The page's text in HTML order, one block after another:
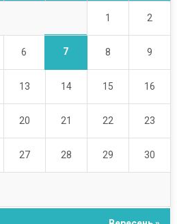
1 2
6 7 8 9
13 14 15 16
20 21 22 23
27 28 29 30